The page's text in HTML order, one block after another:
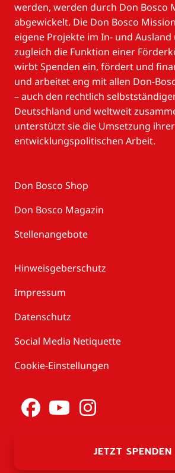
JETZT SPENDEN
werden, werden durch Don Bosco
abgewickelt. Die Don Bosco
eigene Projekte im In- und
zugleich die Funktion einer
wirbt Spenden ein, fördert und
und arbeitet eng mit allen Don-
– auch den rechtlich
Deutschland und weltweit
unterstützt sie die Umsetzung
entwicklungspolitischen Arbeit.
Don Bosco Shop
Don Bosco Magazin
Stellenangebote
Hinweisgeberschutz
Impressum
Datenschutz
Social Media Netiquette
Cookie-Einstellungen